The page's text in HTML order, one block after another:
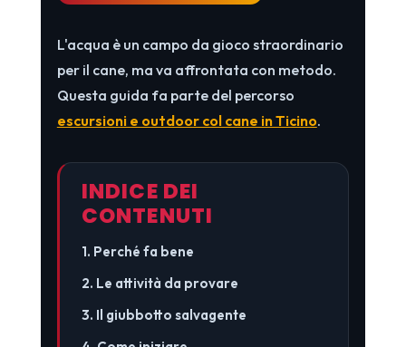
L'acqua è un campo da gioco straordinario
per il cane, ma va affrontata con metodo.
Questa guida fa parte del percorso
escursioni e outdoor col cane in Ticino.
INDICE DEI
CONTENUTI
1. Perché fa bene
2. Le attività da provare
3. Il giubbotto salvagente